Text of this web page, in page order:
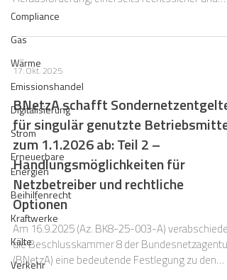
Compliance
Gas
Wärme
Emissionshandel
Digitalisierung
Strom
Erneuerbare
Energien
Beihilfenrecht
Kraftwerke
Kälte
Verkehr
transparent zu vergeben, andererseits jedoch
wandelnde Bedarfe reagieren zu können.
17. Okt. 2025
BNetzA schafft Sondernetzentgelte
für singulär genutzte Betriebsmittel
zum 1.1.2026 ab: Teil 2 –
Handlungsmöglichkeiten für
Netzbetreiber und rechtliche
Optionen
Am 16.9.2025 (Az. BK8-25-003-A)
die Beschlusskammer 8 der Bundesnetzagentur
(BNetzA) eine bedeutende Festlegung zu den